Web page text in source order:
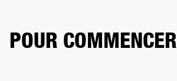
POUR COMMENCER